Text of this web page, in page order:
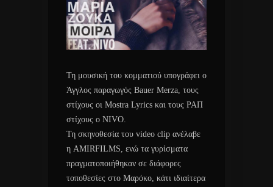
Τη μουσική του κομματιού υπογράφει ο
Άγγλος παραγωγός Bauer Merza, τους
στίχους οι Mostra Lyrics και τους ΡΑΠ
στίχους ο NIVO.
Τη σκηνοθεσία του video clip ανέλαβε
η AMIRFILMS, ενώ τα γυρίσματα
πραγματοποιήθηκαν σε διάφορες
τοποθεσίες στο Μαρόκο, κάτι ιδιαίτερα